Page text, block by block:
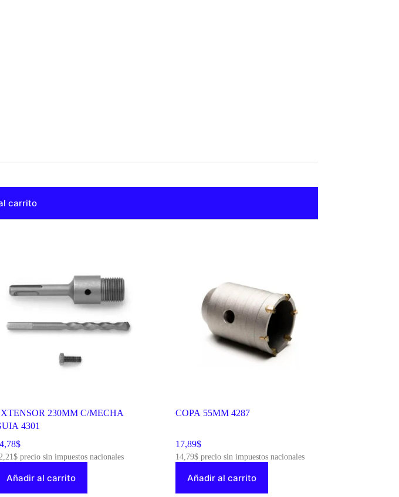
carrito
230MM C/MECHA
4301
$
$ precio sin impuestos nacionales
Añadir al carrito
COPA 55MM 4287
17,89$
14,79$precio sin impuestos nacionales
Añadir al carrito